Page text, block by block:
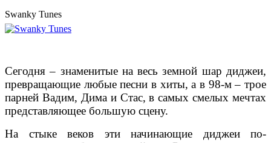
Swanky Tunes
Сегодня – знаменитые на весь земной шар диджеи,
превращающие любые песни в хиты, а в 98-м – трое
парней Вадим, Дима и Стас, в самых смелых мечтах
представляющее большую сцену.
На стыке веков эти начинающие диджеи по-